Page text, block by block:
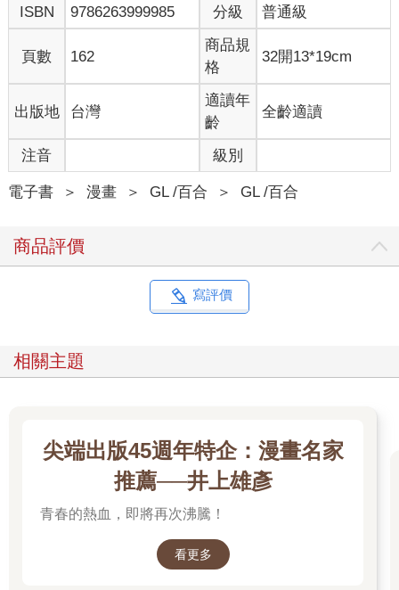
ISBN
9786263999985 分級 普通級
頁數 162
商品規
格
32開13*19cm
出版地 台灣
適讀年
齡
全齡適讀
注音 級別
電子書 ＞ 漫畫 ＞ GL /百合 ＞ GL /百合
商品評價
寫評價
相關主題
尖端出版45週年特企：漫畫名家
推薦──井上雄彥
青春的熱血，即將再次沸騰！
看更多